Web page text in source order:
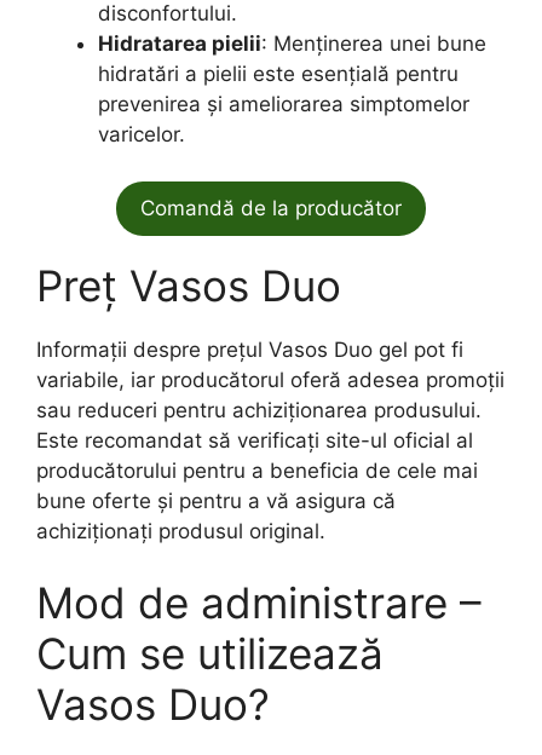
disconfortului.
Hidratarea pielii: Menținerea unei bune
hidratări a pielii este esențială pentru
prevenirea și ameliorarea simptomelor
varicelor.
Comandă de la producător
Preț Vasos Duo
Informații despre prețul Vasos Duo gel pot fi
variabile, iar producătorul oferă adesea promoții
sau reduceri pentru achiziționarea produsului.
Este recomandat să verificați site-ul oficial al
producătorului pentru a beneficia de cele mai
bune oferte și pentru a vă asigura că
achiziționați produsul original.
Mod de administrare –
Cum se utilizează
Vasos Duo?